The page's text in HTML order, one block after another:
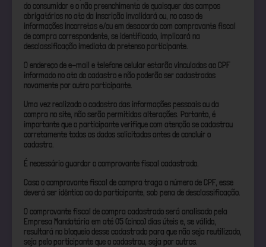
do consumidor e o não preenchimento de quaisquer dos campos
obrigatórios no ato da inscrição invalidará ou, no caso de
informações incorretas e/ou em desacordo com comprovante fiscal
de compra correspondente, se identificado, implicará na
desclassificação imediata do pretenso participante.
O endereço de e-mail e telefone celular estarão vinculados ao CPF
informado no ato do cadastro e não poderão ser cadastrados
novamente por outro participante.
Uma vez realizado o cadastro das informações pessoais ou da
compra no site, não serão permitidas alterações. Portanto, é
importante que o participante verifique com atenção se cadastrou
corretamente todos os dados solicitados antes de concluir o
cadastro.
É necessário guardar o comprovante fiscal cadastrado.
Caso o comprovante fiscal de compra traga o número de CPF, esse
deverá ser idêntico ao do participante, sob pena de desclassificação.
O comprovante fiscal de compra cadastrado será analisado pela
Empresa Mandatária em até 05 (cinco) dias úteis e, se válido,
resultará no bloqueio desse cadastrado para que não seja reutilizado,
seja pelo participante que o cadastrou, seja por outros.